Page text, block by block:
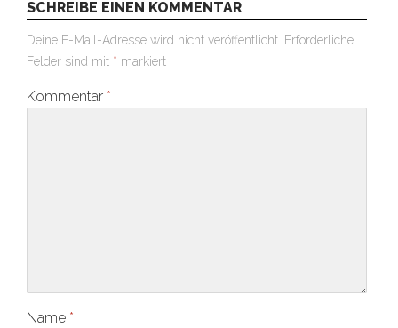
SCHREIBE EINEN KOMMENTAR
Deine E-Mail-Adresse wird nicht veröffentlicht. Erforderliche
Felder sind mit * markiert
Kommentar *
Name *